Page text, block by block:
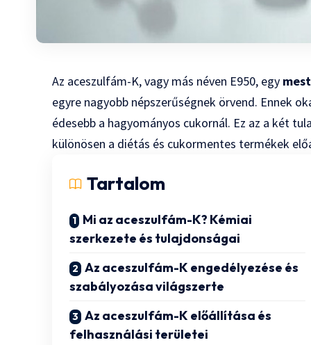
Az aceszulfám-K, vagy más néven E950, egy
egyre nagyobb népszerűségnek örvend. Ennek
édesebb a hagyományos cukornál. Ez az a két
különösen a diétás és cukormentes termékek
Tartalom
Mi az aceszulfám-K? Kémiai
szerkezete és tulajdonságai
Az aceszulfám-K engedélyezése és
szabályozása világszerte
Az aceszulfám-K előállítása és
felhasználási területei